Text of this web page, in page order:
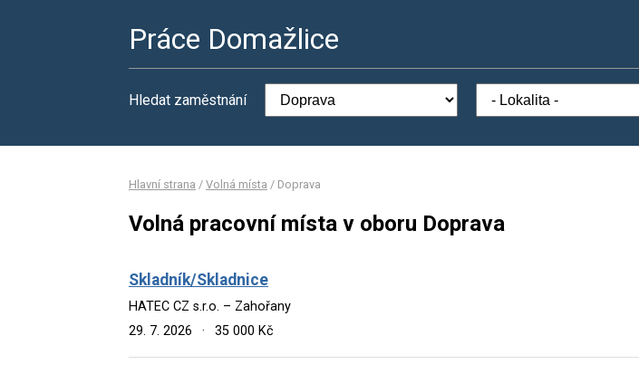
Práce Domažlice
Hledat zaměstnání
Hlavní strana / Volná místa / Doprava
Volná pracovní místa v oboru Doprava
Skladník/Skladnice
HATEC CZ s.r.o. – Zahořany
29. 7. 2026
· 35 000 Kč